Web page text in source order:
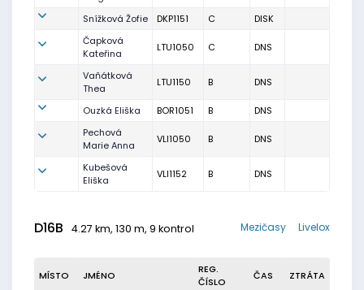
Snížková Žofie DKP1151 C
DISK
Čapková
Kateřina
LTU1050 C DNS
Vaňátková
Thea
LTU1150 B DNS
Ouzká Eliška BOR1051 B
DNS
Pechová
Marie Anna
VLI1050 B DNS
Kubešová
Eliška
VLI1152 B DNS
D16B 4.27 km, 130 m, 9 kontrol Livelox
Mezičasy
MÍSTO JMÉNO
REG.
ČÍSLO
ČAS ZTRÁTA